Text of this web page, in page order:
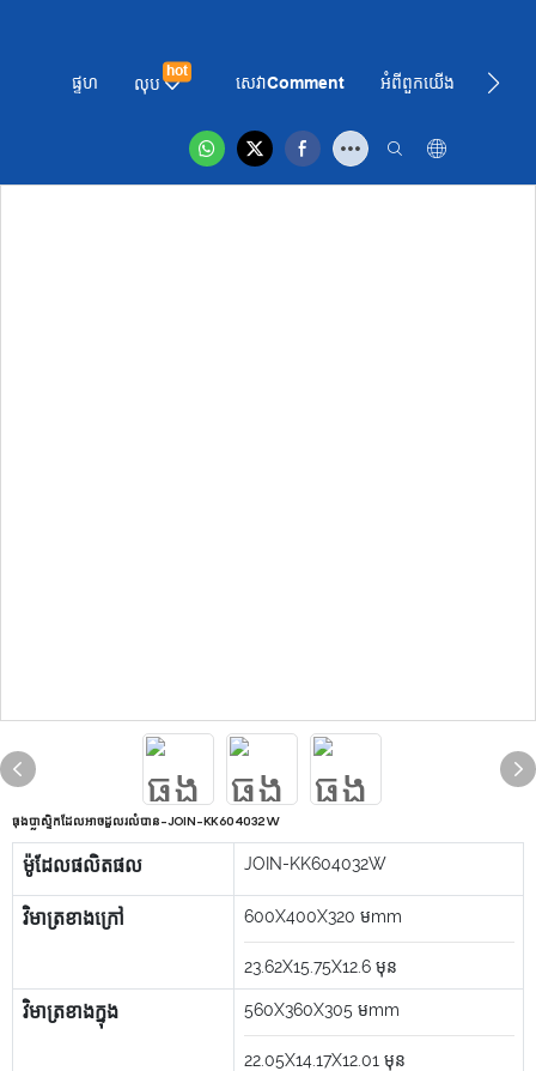
ផ្ទហ លុប
hot
សេវាComment អំពី​ពួក​យើង ព័ត៌មា
ធុងប្លាស្ទិកដែលអាចដួលរលំបាន-JOIN-KK604032W
ម៉ូដែលផលិតផល JOIN-KK604032W
វិមាត្រខាងក្រៅ 600X400X320 មmm
23.62X15.75X12.6 មុន
វិមាត្រខាងក្នុង 560X360X305 មmm
22.05X14.17X12.01 មុន